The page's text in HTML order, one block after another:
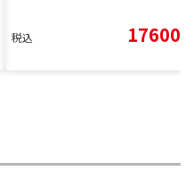
税込 17600